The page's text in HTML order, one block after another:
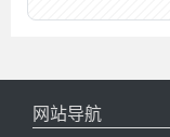
网站导航